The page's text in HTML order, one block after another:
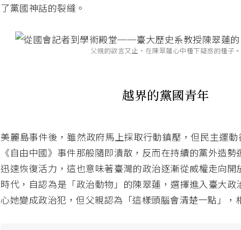
了黨國神話的裂縫。
父親的欲言又止，在陳翠蓮心中種下疑惑的種子。
越界的黨國青年
美麗島事件後，雖然政府馬上採取行動鎮壓，但民主運
《自由中國》事件那般隨即潰散，反而在持續的黨外造
迅速恢復活力，這也意味著臺灣的政治逐漸從威權走向開
時代，自認為是「政治動物」的陳翠蓮，選擇進入臺大政
心她變成政治犯，但父親認為「這樣頭腦會清楚一點」，